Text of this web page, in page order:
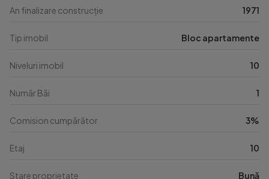
An finalizare construcție 1971
Tip imobil Bloc apartamente
Niveluri imobil 10
Număr Băi 1
Comision cumpărător 3%
Etaj 10
Stare proprietate Bună